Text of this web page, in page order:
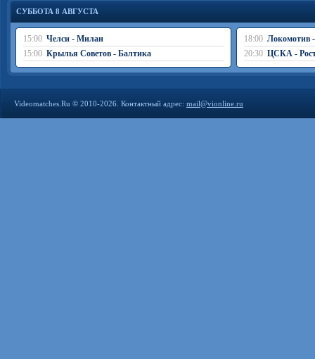
СУББОТА 8 АВГУСТА
15:00 Челси - Милан
15:00 Крылья Советов - Балтика
18:00 Локомотив
20:30 ЦСКА -
Videomatches.Ru © 2010-2026. Контактный адрес: mail@vionline.ru